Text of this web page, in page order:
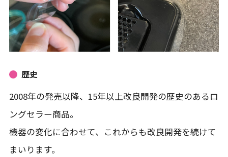
歴史
2008年の発売以降、15年以上改良開発の歴史のあるロ
ングセラー商品。
機器の変化に合わせて、これからも改良開発を続けて
まいります。